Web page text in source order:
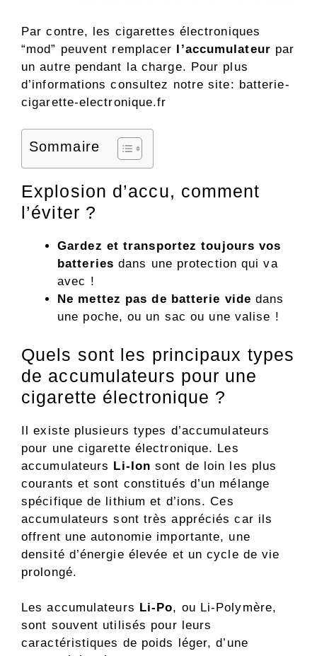
Par contre, les cigarettes électroniques
“mod” peuvent remplacer l’accumulateur par
un autre pendant la charge. Pour plus
d’informations consultez notre site: batterie-
cigarette-electronique.fr
Sommaire
Explosion d’accu, comment
l’éviter ?
Gardez et transportez toujours vos
batteries dans une protection qui va
avec !
Ne mettez pas de batterie videdans
une poche, ou un sac ou une valise !
Quels sont les principaux types
de accumulateurs pour une
cigarette électronique ?
Il existe plusieurs types d’accumulateurs
pour une cigarette électronique. Les
accumulateurs Li-Ion sont de loin les plus
courants et sont constitués d’un mélange
spécifique de lithium et d’ions. Ces
accumulateurs sont très appréciés car ils
offrent une autonomie importante, une
densité d’énergie élevée et un cycle de vie
prolongé.
Les accumulateurs Li-Po, ou Li-Polymère,
sont souvent utilisés pour leurs
caractéristiques de poids léger, d’une